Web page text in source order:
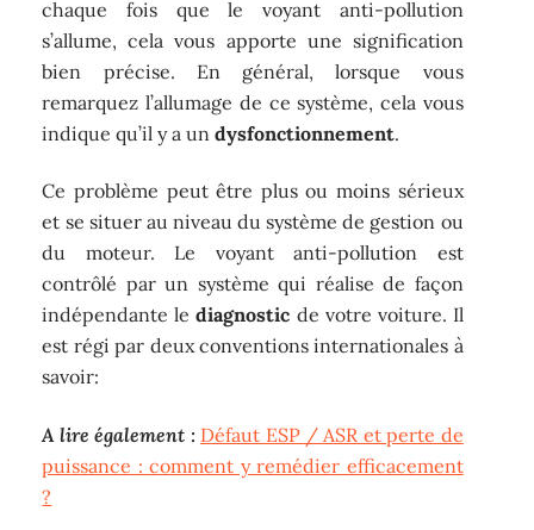
chaque fois que le voyant anti-pollution
s’allume, cela vous apporte une signification
bien précise. En général, lorsque vous
remarquez l’allumage de ce système, cela vous
indique qu’il y a undysfonctionnement.
Ce problème peut être plus ou moins sérieux
et se situer au niveau du système de gestion ou
du moteur. Le voyant anti-pollution est
contrôlé par un système qui réalise de façon
indépendante lediagnostic de votre voiture. Il
est régi par deux conventions internationales à
savoir:
A lire également : Défaut ESP / ASR et perte de
puissance : comment y remédier efficacement
?